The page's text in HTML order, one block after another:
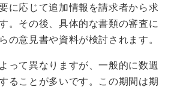
に応じて追加情報を請求者から求
。その後、具体的な書類の審査に
の意見書や資料が検討されます。
って異なりますが、一般的に数週
ることが多いです。この期間は期